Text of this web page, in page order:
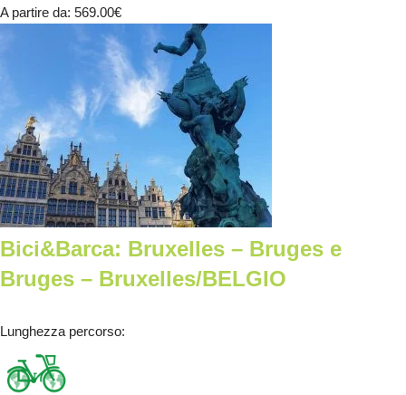
A partire da: 569.00€
Bici&Barca: Bruxelles – Bruges e
Bruges – Bruxelles/BELGIO
Lunghezza percorso: